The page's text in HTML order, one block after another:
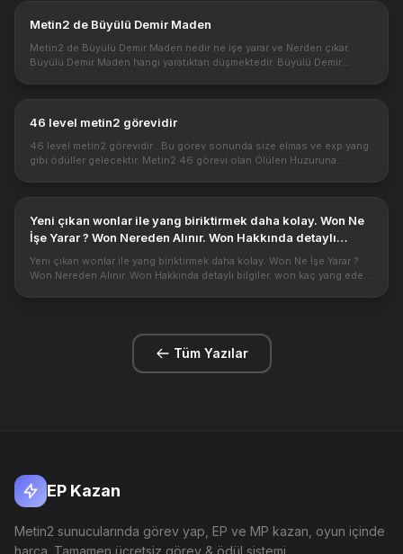
Metin2 de Büyülü Demir Maden
Metin2 de Büyülü Demir Maden nedir ne işe yarar ve Nerden çıkar.
Büyülü Demir Maden hangi yaratıktan düşmektedir. Büyülü Demir
46 level metin2 görevidir
46 level metin2 görevidir . Bu görev sonunda size elmas ve exp yang
gibi ödüller gelecektir. Metin2 46 görevi olan Ölüleri Huzuruna
Yeni çıkan wonlar ile yang biriktirmek daha kolay. Won Ne
İşe Yarar ? Won Nereden Alınır. Won Hakkında detaylı
bilgiler. won kaç yang eder?
Yeni çıkan wonlar ile yang biriktirmek daha kolay. Won Ne İşe Yarar ?
Won Nereden Alınır. Won Hakkında detaylı bilgiler. won kaç yang eder?
Tüm Yazılar
EP Kazan
Metin2 sunucularında görev yap, EP ve MP kazan, oyun içinde
harca. Tamamen ücretsiz görev & ödül sistemi.